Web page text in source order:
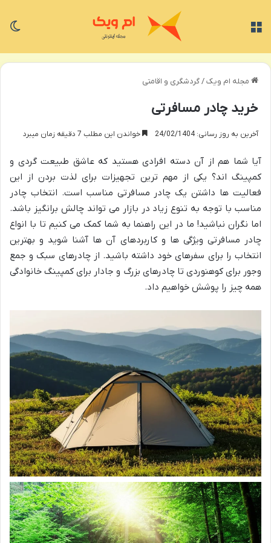
مجله ام ویک/گردشگری و اقامتی
خرید چادر مسافرتی
آخرین به روز رسانی: 24/02/1404 خواندن این مطلب 7 دقیقه زمان میبرد
آیا شما هم از آن دسته افرادی هستید که عاشق طبیعت گردی و
کمپینگ اند؟ یکی از مهم ترین تجهیزات برای لذت بردن از این
فعالیت ها داشتن یک چادر مسافرتی مناسب است. انتخاب چادر
مناسب با توجه به تنوع زیاد در بازار می تواند چالش برانگیز باشد.
اما نگران نباشید! ما در این راهنما به شما کمک می کنیم تا با انواع
چادر مسافرتی ویژگی ها و کاربردهای آن ها آشنا شوید و بهترین
انتخاب را برای سفرهای خود داشته باشید. از چادرهای سبک و جمع
وجور برای کوهنوردی تا چادرهای بزرگ و جادار برای کمپینگ خانوادگی
همه چیز را پوشش خواهیم داد.